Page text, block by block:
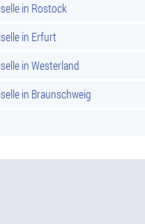
in Rostock
in Erfurt
in Westerland
in Braunschweig